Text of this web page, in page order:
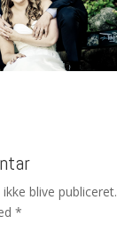
blive publiceret.
*